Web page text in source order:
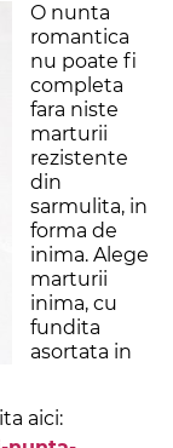
O nunta
romantica
nu poate fi
completa
fara niste
marturii
rezistente
din
sarmulita, in
forma de
inima. Alege
marturii
inima, cu
fundita
asortata in
aici: